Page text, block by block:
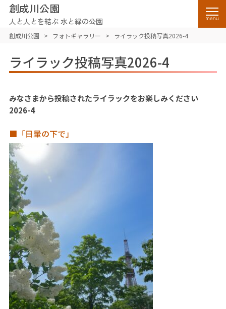
創成川公園
人と人とを結ぶ 水と緑の公園
創成川公園 > フォトギャラリー > ライラック投稿写真2026-4
ライラック投稿写真2026-4
みなさまから投稿されたライラックをお楽しみください
2026-4
■「日暈の下で」